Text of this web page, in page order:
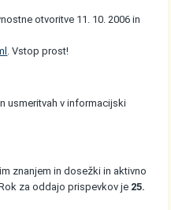
otvoritve 11. 10. 2006 in
. Vstop prost!
usmeritvah v informacijski
znanjem in dosežki in aktivno
za oddajo prispevkov je 25.